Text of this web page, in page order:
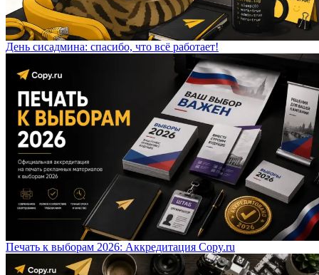
День сисадмина: спасибо, что всё работает!
Печать к выборам 2026: Аккредитация Copy.ru